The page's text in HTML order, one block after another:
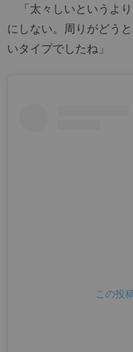
「太々しいというよ
にしない。周りがどう
いタイプでしたね」
この投